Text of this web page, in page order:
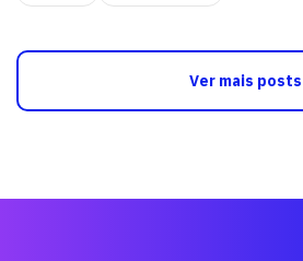
Ver mais posts